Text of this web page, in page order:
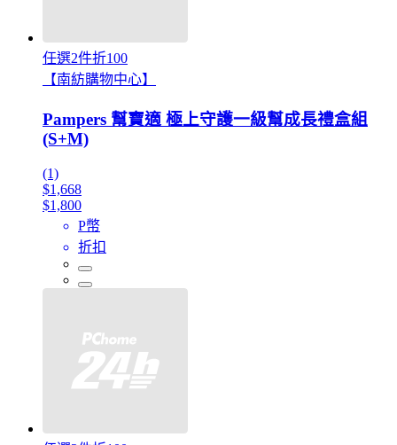
任選2件折100
【南紡購物中心】
Pampers 幫寶適 極上守護一級幫成長禮盒組
(S+M)
(1)
$1,668
$1,800
P幣
折扣